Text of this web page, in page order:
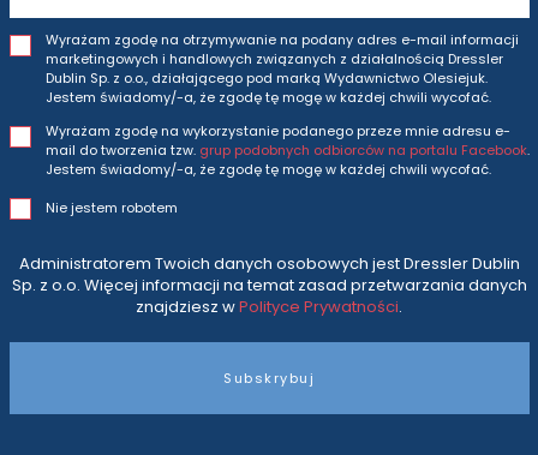
Wyrażam zgodę na otrzymywanie na podany adres e-mail informacji
marketingowych i handlowych związanych z działalnością Dressler
Dublin Sp. z o.o., działającego pod marką Wydawnictwo Olesiejuk.
Jestem świadomy/-a, że zgodę tę mogę w każdej chwili wycofać.
Wyrażam zgodę na wykorzystanie podanego przeze mnie adresu e-
mail do tworzenia tzw. grup podobnych odbiorców na portalu Facebook.
Jestem świadomy/-a, że zgodę tę mogę w każdej chwili wycofać.
Nie jestem robotem
Administratorem Twoich danych osobowych jest Dressler Dublin
Sp. z o.o. Więcej informacji na temat zasad przetwarzania danych
znajdziesz wPolityce Prywatności.
Subskrybuj